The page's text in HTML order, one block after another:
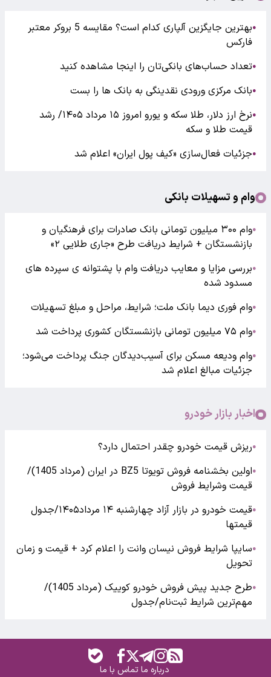
●
بهترین جایگزین آلپاری کدام است؟ مقایسه 5 بروکر معتبر
فارکس
●تعداد حساب‌های بانکی‌تان را اینجا مشاهده کنید
●بانک مرکزی ورودی نقدینگی به بانک ها را بست
●
نرخ ارز دلار، طلا سکه و یورو امروز ۱۵ مرداد ۱۴۰۵/ رشد
قیمت طلا و سکه
●جزئیات فعال‌سازی «کیف پول ایران» اعلام شد
وام و تسهیلات بانکی
●
وام ۳۰۰ میلیون تومانی بانک صادرات برای فرهنگیان و
بازنشستگان + شرایط دریافت طرح «جاری طلایی ۲»
●بررسی مزایا و معایب دریافت وام با پشتوانه ی سپرده های
مسدود شده
●وام فوری دیما بانک ملت؛ شرایط، مراحل و مبلغ تسهیلات
●وام ۷۵ میلیون تومانی بازنشستگان کشوری پرداخت شد
●وام ودیعه مسکن برای آسیب‌دیدگان جنگ پرداخت می‌شود؛
جزئیات مبالغ اعلام شد
اخبار بازار خودرو
●ریزش قیمت خودرو چقدر احتمال دارد؟
●
اولین بخشنامه فروش تویوتا BZ5 در ایران (مرداد 1405)/
قیمت وشرایط فروش
●
قیمت خودرو در بازار آزاد چهارشنبه ۱۴ مرداد۱۴۰۵/جدول
قیمتها
●سایپا شرایط فروش نیسان وانت را اعلام کرد + قیمت و زمان
تحویل
●
طرح جدید پیش فروش خودرو کوییک (مرداد 1405)/
مهم‌ترین شرایط ثبت‌نام/جدول
درباره ماتماس با ما